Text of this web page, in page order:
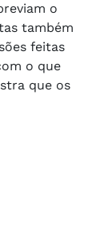
o
também
feitas
o que
que os